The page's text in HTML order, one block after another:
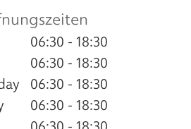
06:30 - 18:30
06:30 - 18:30
06:30 - 18:30
06:30 - 18:30
06:30 - 18:30